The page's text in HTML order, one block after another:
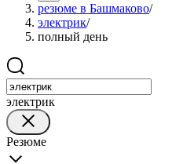
резюме в Башмаково/
электрик/
полный день
электрик
Резюме